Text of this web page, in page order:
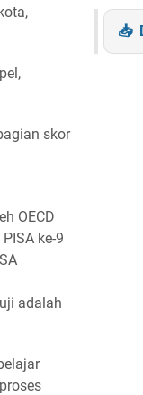
skor
OECD
ke-9
adalah